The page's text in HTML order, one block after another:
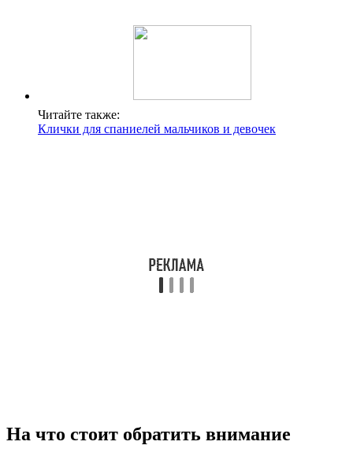
Читайте также:
Клички для спаниелей мальчиков и девочек
На что стоит обратить внимание